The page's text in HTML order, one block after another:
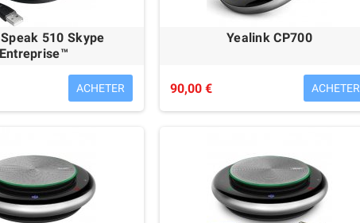
IP Touch
€
Avaya 9611G ÉCO-RECYCLÉ
79,00 €
510 Skype
Entreprise™
ACHETER
Yealink CP700
90,00 € ACHETER